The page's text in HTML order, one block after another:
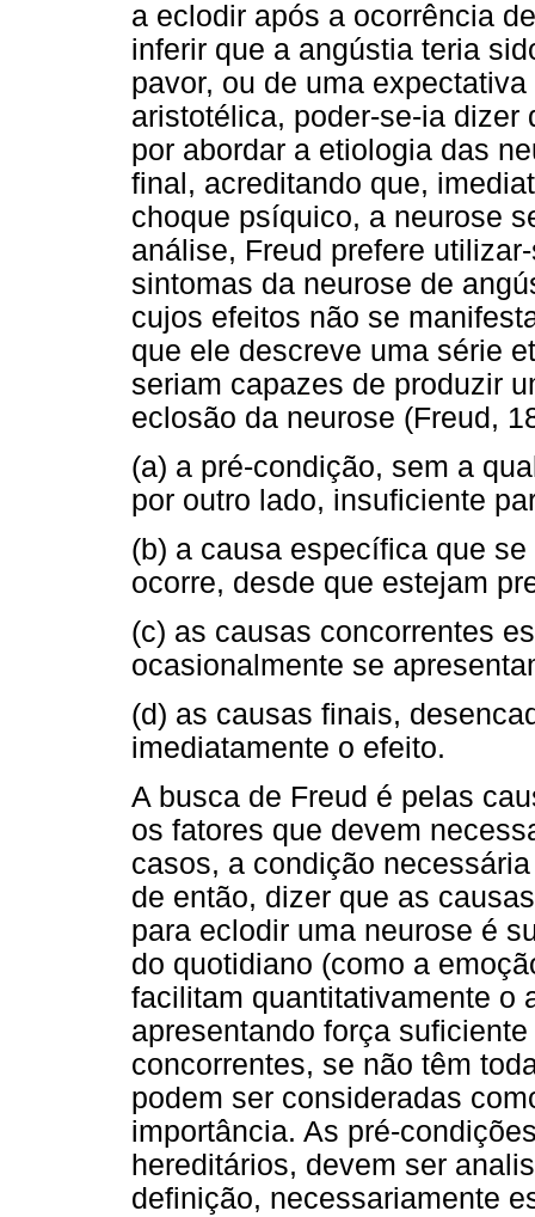
a eclodir após a ocorrência
inferir que a angústia teria
pavor, ou de uma
aristotélica, poder-se-ia dizer
por abordar a etiologia das
final, acreditando que,
choque psíquico, a neurose
análise, Freud prefere
sintomas da neurose de
cujos efeitos não se
que ele descreve uma série
seriam capazes de produzir
eclosão da neurose (Freud,
(a) a pré-condição, sem a
por outro lado, insuficiente
(b) a causa específica que
ocorre, desde que estejam
(c) as causas concorrentes
ocasionalmente se
(d) as causas finais,
imediatamente o efeito.
A busca de Freud é pelas
os fatores que devem
casos, a condição
de então, dizer que as
para eclodir uma neurose é
do quotidiano (como a
facilitam quantitativamente o
apresentando força
concorrentes, se não têm
podem ser consideradas
importância. As pré-
hereditários, devem ser
definição, necessariamente